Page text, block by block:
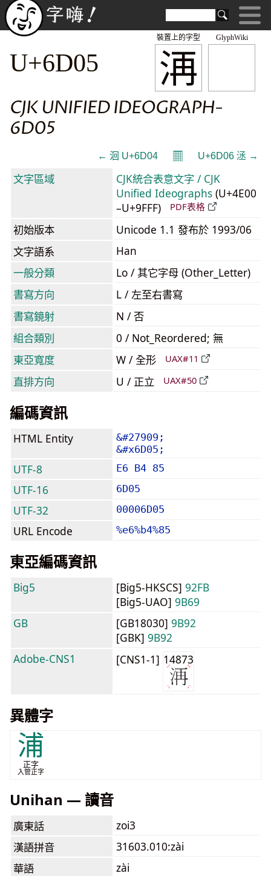
GlyphWiki
洅
裝置上的字型
U+6D05
CJK UNIFIED IDEOGRAPH-
6D05
← 洄 U+6D04 𝄜 U+6D06 洆 →
文字區域
CJK統合表意文字 / CJK
Unified Ideographs (U+4E00
–U+9FFF)
PDF表格
初始版本
Unicode 1.1 發布於 1993/06
文字語系
Han
一般分類
Lo / 其它字母 (Other_Letter)
書寫方向
L / 左至右書寫
書寫鏡射
N / 否
組合類別
0 / Not_Reordered; 無
東亞寬度
W / 全形 UAX#11
直排方向 U / 正立 UAX#50
編碼資訊
HTML Entity
&#27909;
&#x6D05;
UTF-8 E6 B4 85
UTF-16 6D05
UTF-32 00006D05
URL Encode %e6%b4%85
東亞編碼資訊
Big5 [Big5-HKSCS] 92FB
[Big5-UAO] 9B69
GB
[GB18030] 9B92
[GBK] 9B92
Adobe-CNS1
[CNS1-1] 14873
異體字
浦
正字
入管正字
Unihan — 讀音
廣東話
zoi3
漢語拼音
31603.010:zài
華語
zài